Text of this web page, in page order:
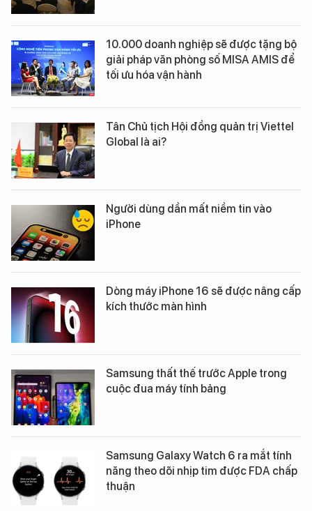
10.000 doanh nghiệp sẽ được tặng bộ
giải pháp văn phòng số MISA AMIS để
tối ưu hóa vận hành
Tân Chủ tịch Hội đồng quản trị Viettel
Global là ai?
Người dùng dần mất niềm tin vào
iPhone
Dòng máy iPhone 16 sẽ được nâng cấp
kích thước màn hình
Samsung thất thế trước Apple trong
cuộc đua máy tính bảng
Samsung Galaxy Watch 6 ra mắt tính
năng theo dõi nhịp tim được FDA chấp
thuận